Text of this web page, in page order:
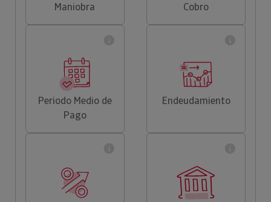
Maniobra
Cobro
Periodo Medio de
Pago
Endeudamiento